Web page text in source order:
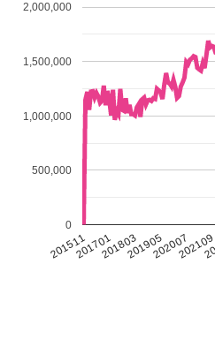
201511201701201803201905202007202109
0
500,000
1,000,000
1,500,000
2,000,000